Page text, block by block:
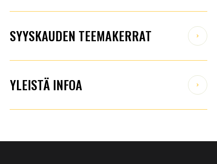
SYYSKAUDEN TEEMAKERRAT
YLEISTÄ INFOA